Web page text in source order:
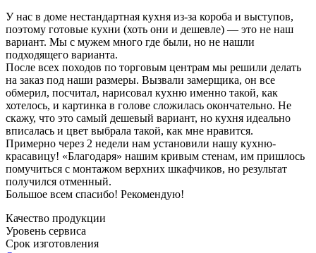
У нас в доме нестандартная кухня из-за короба и выступов,
поэтому готовые кухни (хоть они и дешевле) — это не наш
вариант. Мы с мужем много где были, но не нашли
подходящего варианта.
После всех походов по торговым центрам мы решили делать
на заказ под наши размеры. Вызвали замерщика, он все
обмерил, посчитал, нарисовал кухню именно такой, как
хотелось, и картинка в голове сложилась окончательно. Не
скажу, что это самый дешевый вариант, но кухня идеально
вписалась и цвет выбрала такой, как мне нравится.
Примерно через 2 недели нам установили нашу кухню-
красавицу! «Благодаря» нашим кривым стенам, им пришлось
помучиться с монтажом верхних шкафчиков, но результат
получился отменный.
Большое всем спасибо! Рекомендую!
Качество продукции
Уровень сервиса
Срок изготовления